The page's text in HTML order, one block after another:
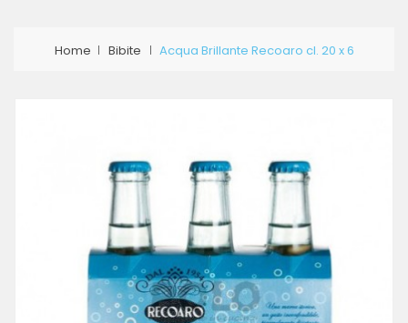
Home Bibite Acqua Brillante Recoaro cl. 20 x 6